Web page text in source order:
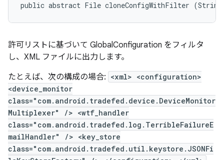
public abstract File cloneConfigWithFilter
許可リストに基づいて GlobalConfiguration をフィルタ
し、XML ファイルに出力します。
たとえば、次の構成の場合: <xml> <configuration>
<device_monitor
class="com.android.tradefed.device.DeviceMonitor
Multiplexer" /> <wtf_handler
class="com.android.tradefed.log.TerribleFailureE
mailHandler" /> <key_store
class="com.android.tradefed.util.keystore.JSONFi